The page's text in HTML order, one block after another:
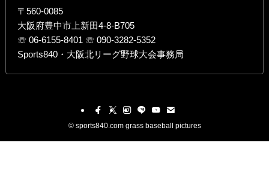
〒560-0085
大阪府豊中市上新田4-8-B705
☏ 06-6155-8401 ☏ 090-3282-5352
Sports840・大阪北リーグ野球大会事務局
©sports840.com grass baseball pictures